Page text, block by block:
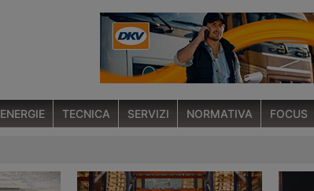
ENERGIE TECNICA SERVIZI NORMATIVA FOCUS